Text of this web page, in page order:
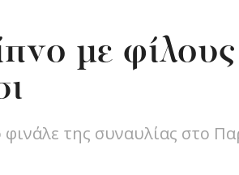
με
της συναυλίας στο